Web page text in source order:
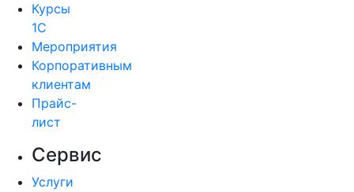
Курсы
1С
Мероприятия
Корпоративным
клиентам
Прайс-
лист
Сервис
Услуги